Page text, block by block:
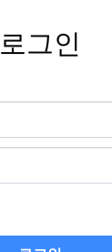
로그인